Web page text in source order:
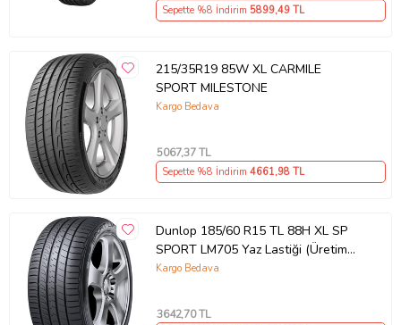
Sepette %8 İndirim 5899,49 TL
215/35R19 85W XL CARMILE
SPORT MILESTONE
Kargo Bedava
5067,37 TL
Sepette %8 İndirim 4661,98 TL
Dunlop 185/60 R15 TL 88H XL SP
SPORT LM705 Yaz Lastiği (Üretim
Tarihi:2026)
Kargo Bedava
3642,70 TL